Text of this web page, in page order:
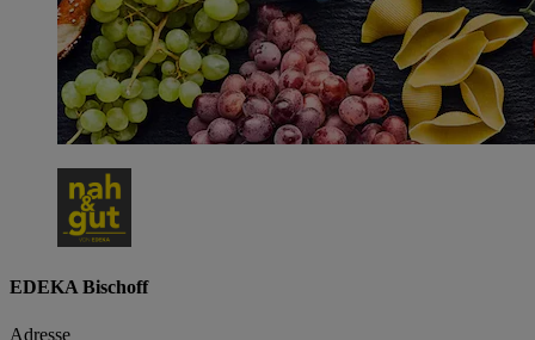
EDEKA Bischoff
Adresse